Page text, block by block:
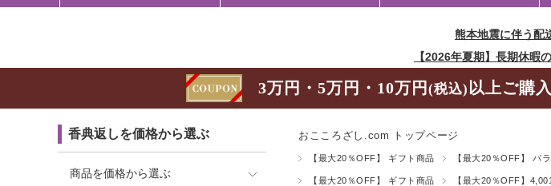
熊本地震に伴う配
【2026年夏期】長期休暇
3万円・5万円・10万円 (税込) 以上ご購
おこころざし.com トップページ
【最大20％OFF】 ギフト商品 【最大20％OFF】 バ
【最大20％OFF】 ギフト商品 【最大20％OFF】
香典返しを価格から選ぶ
商品を価格から選ぶ